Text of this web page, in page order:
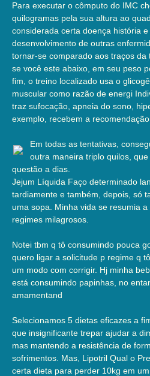
Para executar o cômputo do IMC
quilogramas pela sua altura ao
considerada certa doença história
desenvolvimento de outras
tornar-se comparado aos traços
se você este abaixo, em seu peso
fim, o treino localizado usa o
muscular como razão de energi
traz sufocação, apneia do sono,
exemplo, recebem a
Em todas as tentativas,
outra maneira triplo quilos,
questão a dias.
Jejum Líquida Faço determinado
tardiamente e também, depois, só
uma sopa. Minha vida se resumia
regimes milagrosos.
Notei tbm q tô consumindo pouca
quero ligar a solicitude p regime q
um modo com corrigir. Hj minha
está consumindo papinhas, no
amamentand
Selecionamos 5 dietas eficazes a
que insignificante trepar ajudar a
mas mantendo a resistência de
sofrimentos. Mas, Lipotril Qual o
certa dieta para perder 10kg em